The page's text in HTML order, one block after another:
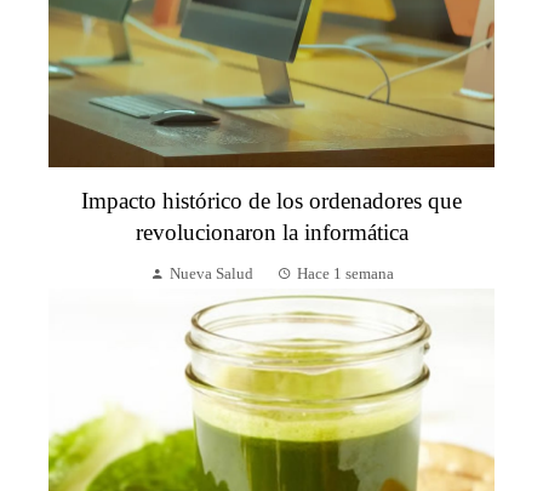
Impacto histórico de los ordenadores que
revolucionaron la informática
Nueva Salud Hace 1 semana